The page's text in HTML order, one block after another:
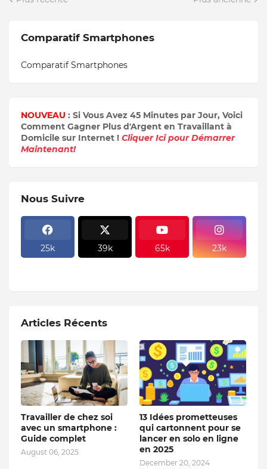
Comparatif Smartphones
Comparatif Smartphones
NOUVEAU : Si Vous Avez 45 Minutes par Jour, Voici
Comment Gagner Plus d'Argent en Travaillant à
Domicile sur Internet ! Cliquer Ici pour Démarrer
Maintenant!
Nous Suivre
25k 39k 65k 23k
Articles Récents
Travailler de chez soi
avec un smartphone :
Guide complet
August 06, 2025
13 Idées prometteuses
qui cartonnent pour se
lancer en solo en ligne
en 2025
December 20, 2024